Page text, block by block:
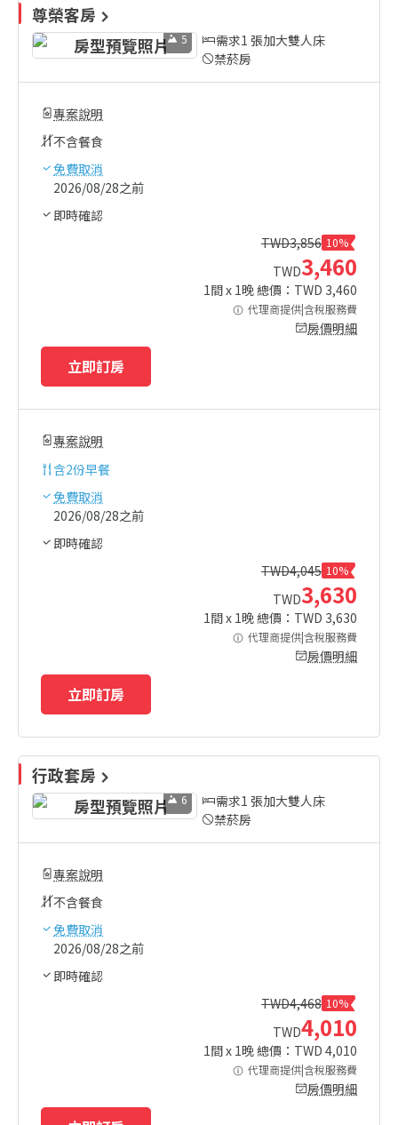
尊榮客房
5
需求1 張加大雙人床
禁菸房
專案說明
不含餐食
免費取消
2026/08/28之前
即時確認
TWD3,856 10%
TWD3,460
1間 x 1晚 總價：TWD 3,460
代理商提供|含稅服務費
房價明細
立即訂房
專案說明
含2份早餐
免費取消
2026/08/28之前
即時確認
TWD4,045 10%
TWD3,630
1間 x 1晚 總價：TWD 3,630
代理商提供|含稅服務費
房價明細
立即訂房
行政套房
6
需求1 張加大雙人床
禁菸房
專案說明
不含餐食
免費取消
2026/08/28之前
即時確認
TWD4,468 10%
TWD4,010
1間 x 1晚 總價：TWD 4,010
代理商提供|含稅服務費
房價明細